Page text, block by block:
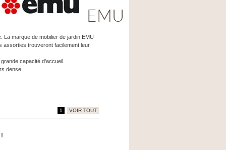
EMU
marque de mobilier de jardin EMU
assorties trouveront facilement leur
capacité d'accueil.
dense.
1 VOIR TOUT